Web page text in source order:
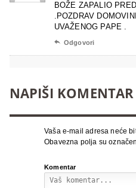
BOŽE ZAPALIO
.POZDRAV
UVAŽENOG PAPE .
 Odgovori
NAPIŠI KOMENTAR
Vaša e-mail adresa neće
Obavezna polja su
Komentar